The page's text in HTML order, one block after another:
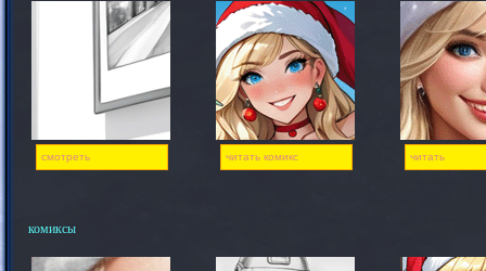
смотреть читать комикс читать
комиксы